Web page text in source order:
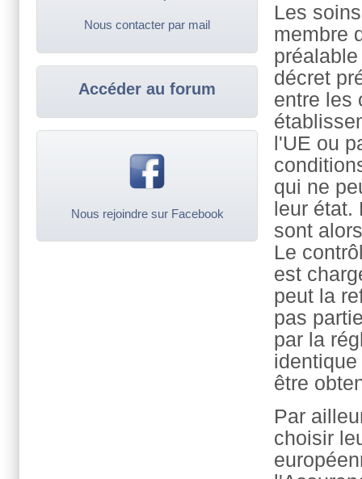
Les
membre
décret
entre les
l'UE ou
qui ne
leur
sont
Le
est
peut la
pas
par la
être
Par
choisir
Nous contacter par mail
Accéder au forum
Nous rejoindre sur Facebook